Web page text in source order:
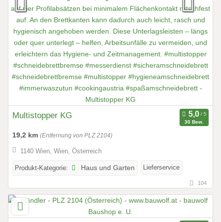
Multistopper KG
30 Bew.
19,2 km (Entfernung von PLZ 2104)
1140 Wien, Wien, Österreich
Produkt-Kategorie: Haus und Garten Lieferservice
104